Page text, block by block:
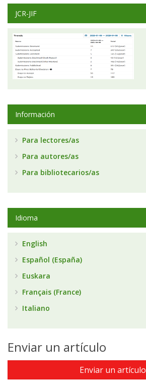
JCR-JIF
Información
Para lectores/as
Para autores/as
Para bibliotecarios/as
Idioma
English
Español (España)
Euskara
Français (France)
Italiano
Enviar un artículo
Enviar un artículo